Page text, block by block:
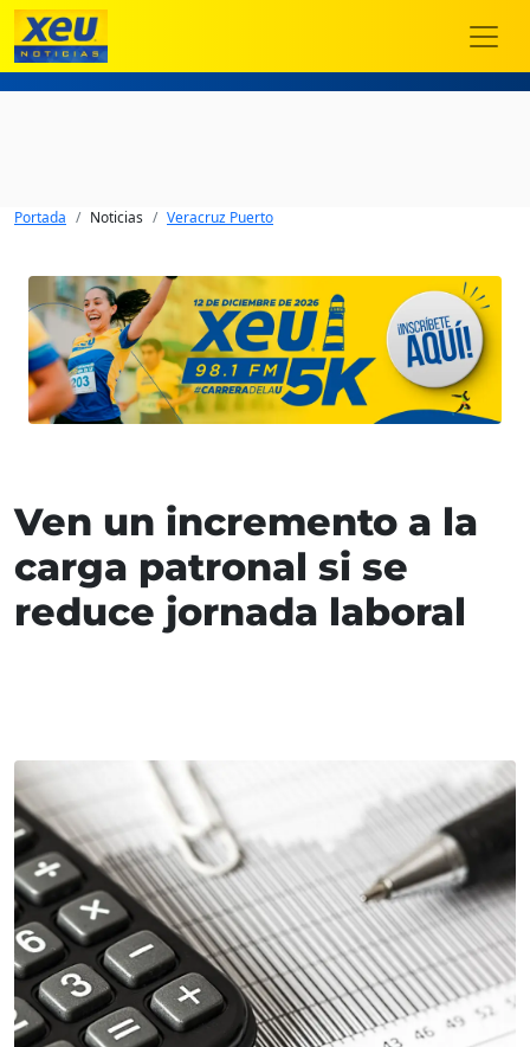
Portada Noticias Veracruz Puerto
Ven un incremento a la
carga patronal si se
reduce jornada laboral